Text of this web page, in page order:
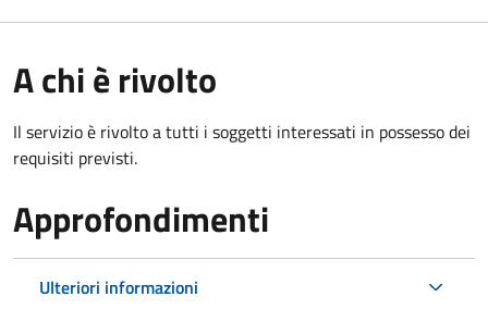
A chi è rivolto
Il servizio è rivolto a tutti i soggetti interessati in possesso dei
requisiti previsti.
Approfondimenti
Ulteriori informazioni